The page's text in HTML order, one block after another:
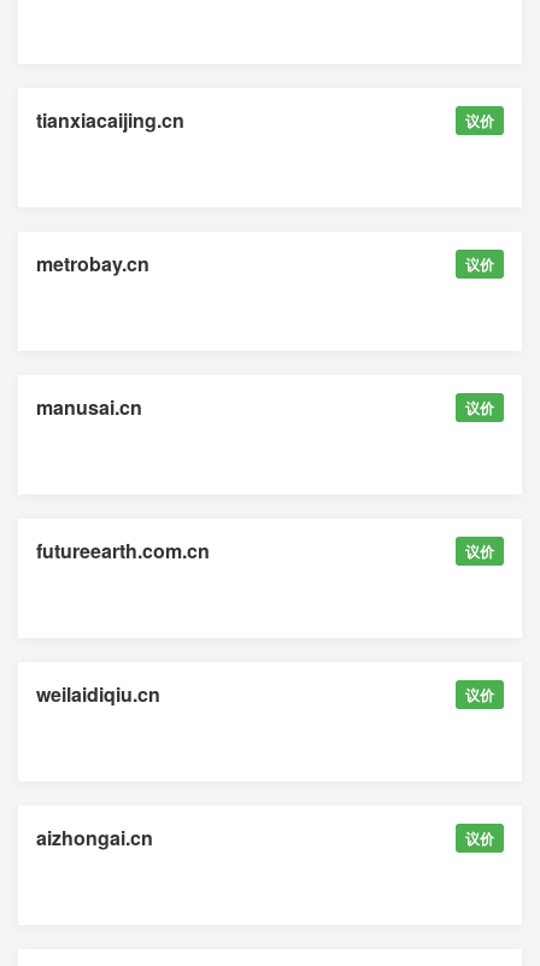
tianxiacaijing.cn 议价
metrobay.cn 议价
manusai.cn 议价
futureearth.com.cn 议价
weilaidiqiu.cn 议价
aizhongai.cn 议价